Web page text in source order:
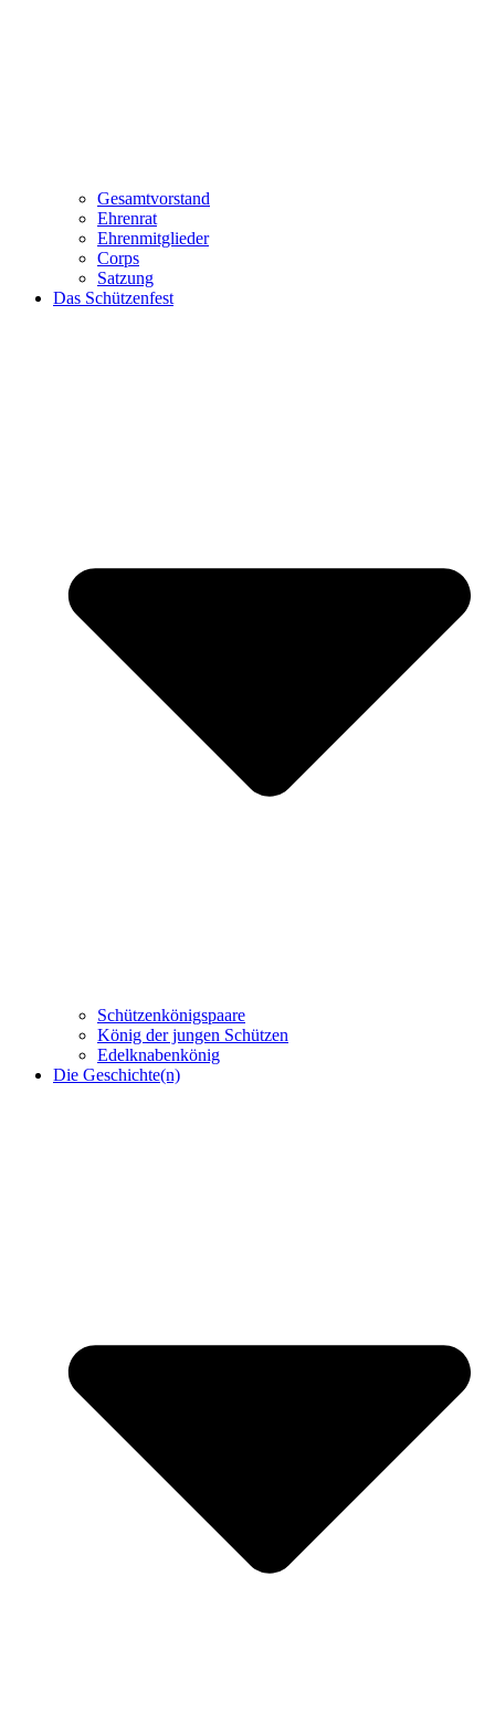
Gesamtvorstand
Ehrenrat
Ehrenmitglieder
Corps
Satzung
Das Schützenfest
Schützenkönigspaare
König der jungen Schützen
Edelknabenkönig
Die Geschichte(n)